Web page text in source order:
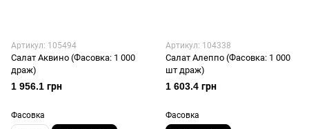
Артикул: 105494
Салат Аквино (Фасовка: 1 000
драж)
1 956.1 грн
Фасовка
Артикул: 104338
Салат Алеппо (Фасовка: 1 000
шт драж)
1 603.4 грн
Фасовка